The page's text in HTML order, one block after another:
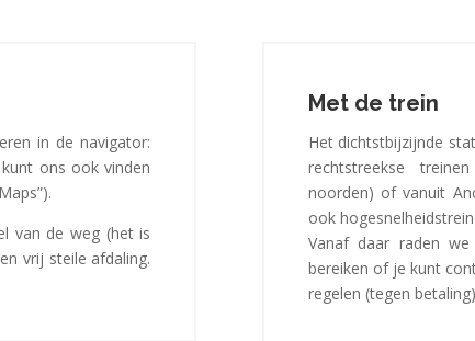
in de navigator:
ons ook vinden
van de weg (het is
vrij steile afdaling.
Met de trein
Het dichtstbijzijnde
rechtstreekse
noorden) of vanuit
ook
Vanaf daar raden
bereiken of je kunt
regelen (tegen